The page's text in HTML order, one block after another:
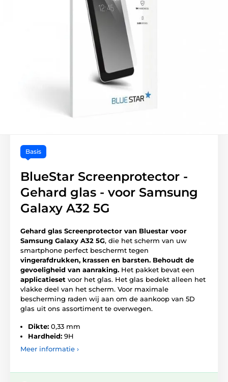
Basis
BlueStar Screenprotector -
Gehard glas - voor Samsung
Galaxy A32 5G
Gehard glas Screenprotector van Bluestar voor
Samsung Galaxy A32 5G, die het scherm van uw
smartphone perfect beschermt tegen
vingerafdrukken, krassen en barsten. Behoudt de
gevoeligheid van aanraking. Het pakket bevat een
applicatieset voor het glas. Het glas bedekt alleen het
vlakke deel van het scherm. Voor maximale
bescherming raden wij aan om de aankoop van 5D
glas uit ons assortiment te overwegen.
Dikte: 0,33 mm
Hardheid: 9H
Meer informatie ›